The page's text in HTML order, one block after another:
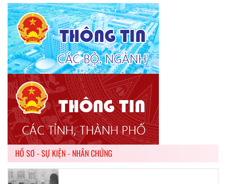
HỒ SƠ - SỰ KIỆN - NHÂN CHỨNG